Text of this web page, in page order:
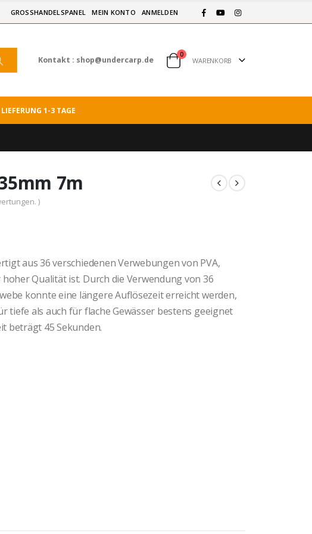
GROSSHANDELSPANEL MEIN KONTO ANMELDEN
Kontakt : shop@undercarp.de
0
WARENKORB
LIEFERUNG 1-3 TAGE
7m
)
aus 36 verschiedenen Verwebungen von PVA,
Qualität ist. Durch die Verwendung von 36
konnte eine längere Auflösezeit erreicht werden,
tiefe als auch für flache Gewässer bestens geeignet
beträgt 45 Sekunden.